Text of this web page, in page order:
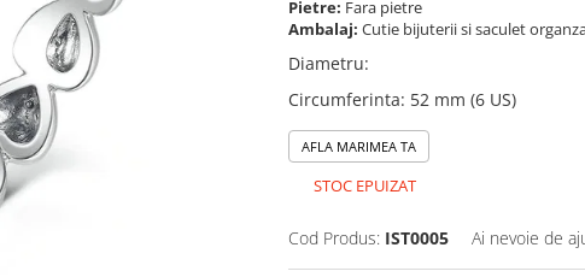
Pietre: Fara pietre
Ambalaj: Cutie bijuterii si saculet
Diametru:
Circumferinta: 52 mm (6 US)
AFLA MARIMEA TA
STOC EPUIZAT
Cod Produs: IST0005 Ai nevoie de